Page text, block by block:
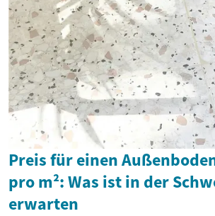
Preis für einen
pro m²: Was ist in der
erwarten